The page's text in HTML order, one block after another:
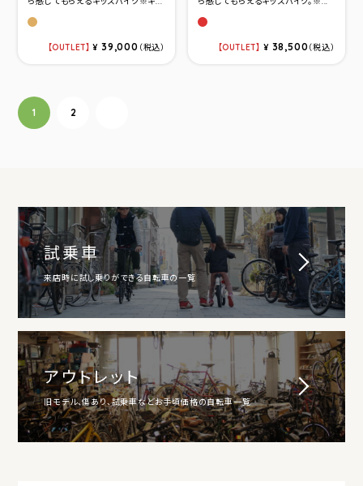
マットベ－ジュ
OUTLET ¥ 39,000 （税込）
マットレッド
OUTLET ¥ 38,500（税込）
投稿ナビゲーション
1 2
試乗車
来店時に試し乗りができる自転車の一覧
アウトレット
旧モデル、傷あり、試乗車などお手頃価格の自転車一覧